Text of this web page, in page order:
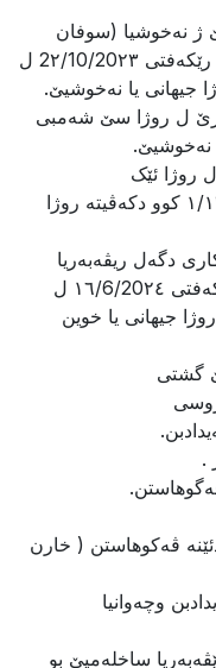
ژ نه‌خوشیا (سوفان
osteoporosis) ل روژا ئێک شەمبی ل رێكه‌فتى 2٢/10/20٢٣ ل
ل روژا سێ شەمبی
روژا ئێک
شەمبیرێكه‌فتی ٣/12/ 20٢٣ ل جیاتی ١/١٢ کوو دکەڤیتە روژا
دگه‌ل ریڤه‌به‌ریا
ساخله‌میا دهوكێ لروژا ئێک شەمبی رێكه‌فتى ١٦/6/20٢٤ ل
روژا جیهانى یا خوین
گشتى
.
ڤه‌كوهاستن ( خارن
وچه‌وانیا
ساخله‌میێ بو